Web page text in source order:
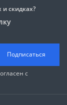
и скидках?
Подписаться
с